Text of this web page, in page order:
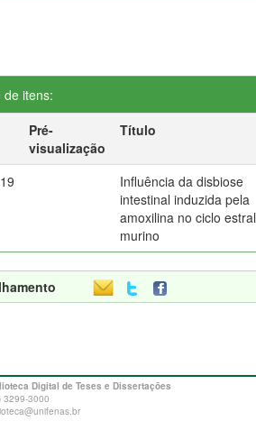
de itens:
Pré-
visualização
Título
Influência da disbiose
intestinal induzida pela
amoxilina no ciclo estral
murino
Digital de Teses e Dissertações
3299-3000